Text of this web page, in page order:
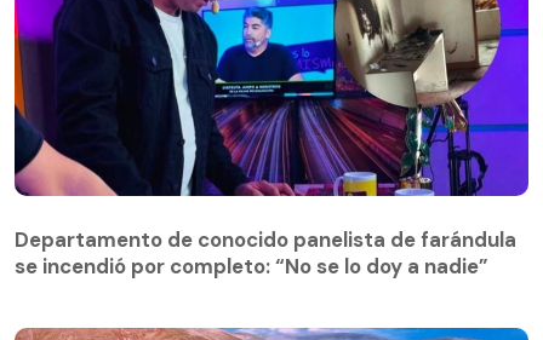
Departamento de conocido panelista de farándula
se incendió por completo: “No se lo doy a nadie”